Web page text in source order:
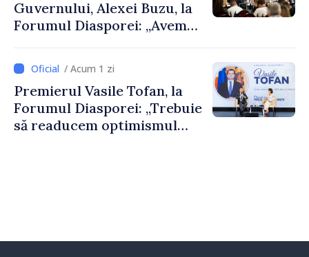
Guvernului, Alexei Buzu, la
Forumul Diasporei: „Avem
dumneavoastră pentru a
construi comunități mai
puternice”
/ Acum 1 zi
Premierul Vasile Tofan, la
Forumul Diasporei: „Trebuie
să readucem optimismul